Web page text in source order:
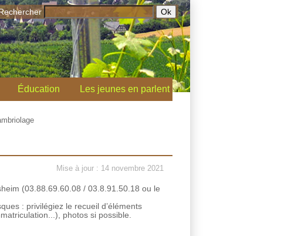
Éducation Les jeunes en parlent
Mise à jour : 14 novembre 2021
(03.88.69.60.08 / 03.8.91.50.18 ou le
: privilégiez le recueil d’éléments
photos si possible.